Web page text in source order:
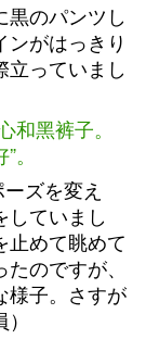
黒のパンツし
がはっきり
立っていまし
和黑裤子。
ズを変え
していまし
止めて眺めて
のですが、
様子。さすが